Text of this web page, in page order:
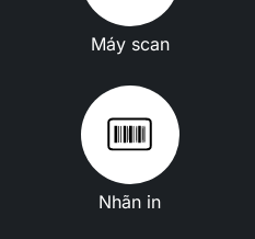
Máy scan
Nhãn in